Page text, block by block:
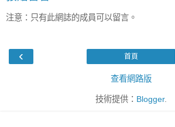
注意：只有此網誌的成員可以留言。
‹ 首頁
查看網路版
技術提供： Blogger.